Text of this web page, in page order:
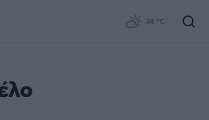
34 °C